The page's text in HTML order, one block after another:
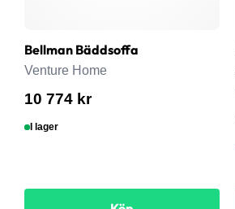
Bellman Bäddsoffa
Venture Home
10 774 kr
I lager